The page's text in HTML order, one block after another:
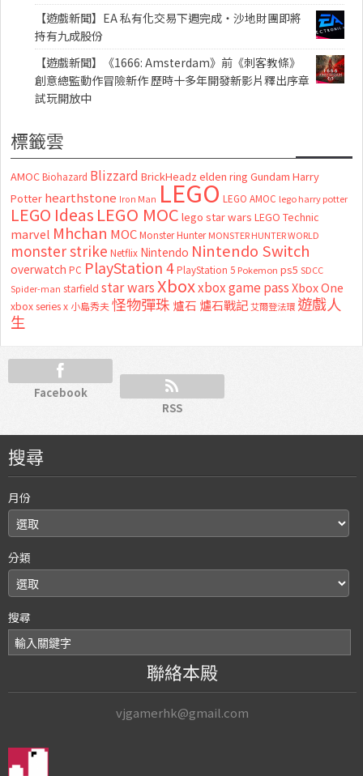
【遊戲新聞】EA 私有化交易下週完成・沙地財團即將
持有九成股份
【遊戲新聞】《1666: Amsterdam》前《刺客教條》
創意總監動作冒險新作 歷時十多年開發新影片釋出序章
試玩開放中
標籤雲
AMOC Biohazard Blizzard BrickHeadz elden ring Gundam Harry
Potter hearthstone Iron Man LEGO LEGO AMOC lego harry potter
LEGO Ideas LEGO MOC lego star wars LEGO Technic
marvel Mhchan MOC Monster Hunter MONSTER HUNTER WORLD
monster strike Netflix Nintendo Nintendo Switch
overwatch PC PlayStation 4 PlayStation 5 Pokemon ps5 SDCC
Spider-man starfield star warsXboxxbox game passXbox One
xbox series x 小島秀夫怪物彈珠 爐石 爐石戰記艾爾登法環 遊戲人
生
Facebook
RSS
搜尋
月份
分類
搜尋
聯絡本殿
vjgamerhk@gmail.com